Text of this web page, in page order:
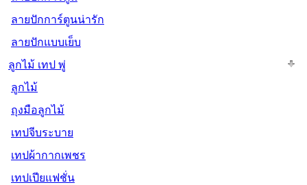
ลายปักการ์ตูนน่ารัก
ลายปักแบบเย็บ
ลูกไม้ เทป พู่
ลูกไม้
ถุงมือลูกไม้
เทปจีบระบาย
เทปผ้ากากเพชร
เทปเปียแฟชั่น